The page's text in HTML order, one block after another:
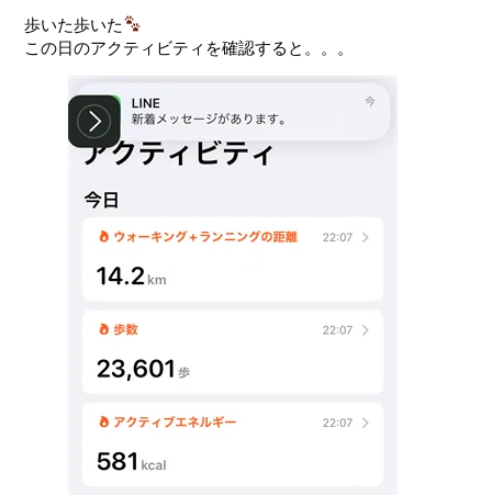
歩いた歩いた
この日のアクティビティを確認すると。。。